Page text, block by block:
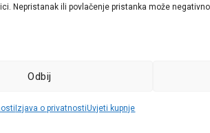
Nepristanak ili povlačenje pristanka može
Odbij
Izjava o privatnostiUvjeti kupnje